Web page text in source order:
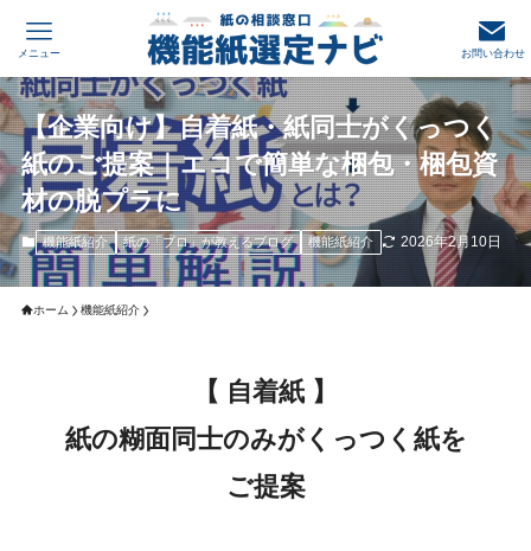
お問い合わせ
メニュー
【企業向け】自着紙・紙同士がくっつく
紙のご提案｜エコで簡単な梱包・梱包資
材の脱プラに
機能紙紹介 紙の「プロ」が教えるブログ 機能紙紹介 2026年2月10日
ホーム 機能紙紹介
【 自着紙 】
紙の糊面同士のみがくっつく紙を
ご提案